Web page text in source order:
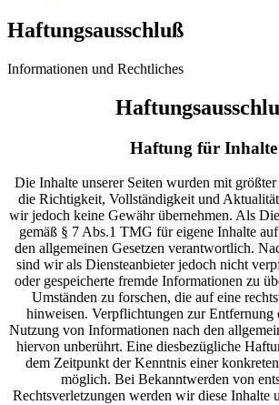
Haftungsausschluß
Informationen und Rechtliches
Haftung für Inhalte
Die Inhalte unserer Seiten wurden mit
die Richtigkeit, Vollständigkeit und
wir jedoch keine Gewähr übernehmen. Als
gemäß § 7 Abs.1 TMG für eigene Inhalte
den allgemeinen Gesetzen verantwortlich.
sind wir als Diensteanbieter jedoch nicht
oder gespeicherte fremde Informationen zu
Umständen zu forschen, die auf eine
hinweisen. Verpflichtungen zur Entfernung
Nutzung von Informationen nach den
hiervon unberührt. Eine diesbezügliche
dem Zeitpunkt der Kenntnis einer
möglich. Bei Bekanntwerden von
Rechtsverletzungen werden wir diese Inhalte